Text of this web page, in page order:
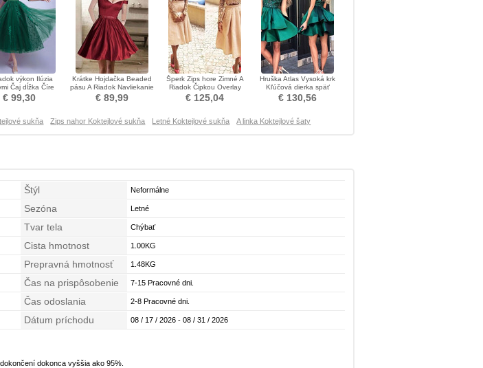
výkon Ilúzia
Čaj dĺžka Číre
Koktejlové šaty
€ 99,30
Krátke Hojdačka Beaded
pásu A Riadok Navliekanie
korálok Koktejlové šaty
€ 89,99
Šperk Zips hore Zimné A
Riadok Čipkou Overlay
Koktejlové šaty
€ 125,04
Hruška Atlas Vysoká krk
Kľúčová dierka späť
Hojdačka Koktejlové šaty
€ 130,56
sukňa Zips nahor Koktejlové sukňa Letné Koktejlové sukňa A linka Koktejlové šaty
Štýl Neformálne
Sezóna Letné
Tvar tela Chýbať
Cista hmotnost 1.00KG
Prepravná hmotnosť 1.48KG
Čas na prispôsobenie 7-15 Pracovné dni.
Čas odoslania 2-8 Pracovné dni.
Dátum príchodu 08 / 17 / 2026 - 08 / 31 / 2026
dokonca vyššia ako 95%.